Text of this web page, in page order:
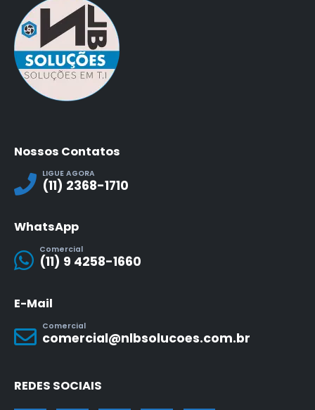
Nossos Contatos
LIGUE AGORA
(11) 2368-1710
WhatsApp
Comercial
(11) 9 4258-1660
E-Mail
Comercial
comercial@nlbsolucoes.com.br
REDES SOCIAIS